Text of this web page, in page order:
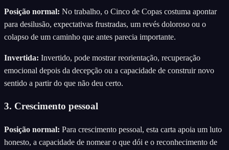
Posição normal: No trabalho, o Cinco de Copas costuma apontar
para desilusão, expectativas frustradas, um revés doloroso ou o
colapso de um caminho que antes parecia importante.
Invertida: Invertido, pode mostrar reorientação, recuperação
emocional depois da decepção ou a capacidade de construir novo
sentido a partir do que não deu certo.
3. Crescimento pessoal
Posição normal: Para crescimento pessoal, esta carta apoia um luto
honesto, a capacidade de nomear o que dói e o reconhecimento de